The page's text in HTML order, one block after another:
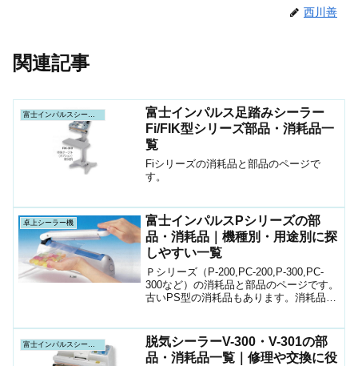
西川善
関連記事
富士インパルス足踏みシーラー
Fi/FIK型シリーズ部品・消耗品一
覧
Fiシリーズの消耗品と部品のページで
す。
卓上シーラー機
富士インパルスPシリーズの部
品・消耗品｜機種別・用途別に探
しやすい一覧
Ｐシリーズ（P-200,PC-200,P-300,PC-
300など）の消耗品と部品のページです。
古いPS型の消耗品もあります。消耗品は
脱気シーラーV-300・V-301の部
品・消耗品一覧｜修理や交換に役